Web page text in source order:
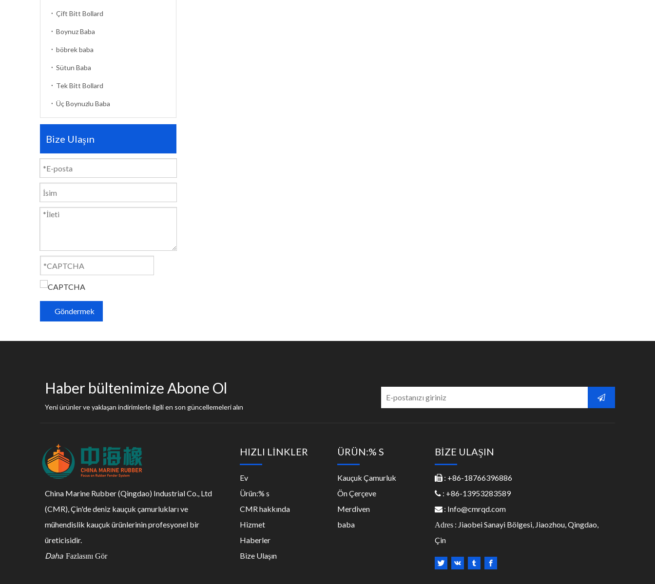
Çift Bitt Bollard
Boynuz Baba
böbrek baba
Sütun Baba
Tek Bitt Bollard
Üç Boynuzlu Baba
Bize Ulaşın
Göndermek
Haber bültenimize Abone Ol
Yeni ürünler ve yaklaşan indirimlerle ilgili en son güncellemeleri alın
China Marine Rubber (Qingdao) Industrial Co., Ltd
(CMR), Çin'de deniz kauçuk çamurlukları ve
mühendislik kauçuk ürünlerinin profesyonel bir
üreticisidir.
Daha Fazlasını Gör
HIZLI LİNKLER
Ev
Ürün:% s
CMR hakkında
Hizmet
Haberler
Bize Ulaşın
ÜRÜN:% S
Kauçuk Çamurluk
Ön Çerçeve
Merdiven
baba
BİZE ULAŞIN
 : +86-18766396886
 : +86-13953283589
 : Info@cmrqd.com
Adres : Jiaobei Sanayi Bölgesi, Jiaozhou, Qingdao,
Çin